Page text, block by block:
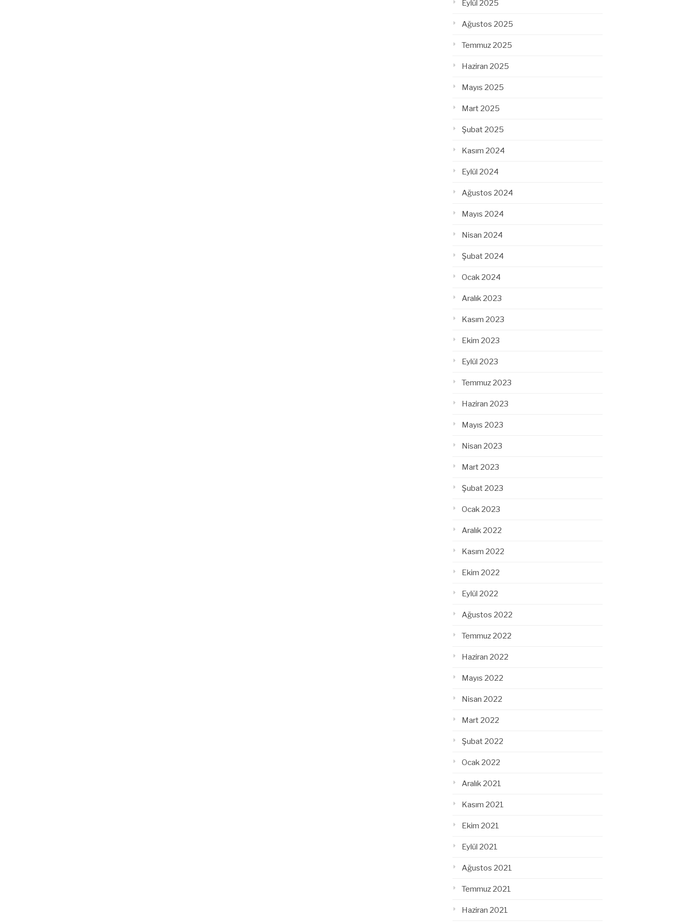
Eylül 2025
Ağustos 2025
Temmuz 2025
Haziran 2025
Mayıs 2025
Mart 2025
Şubat 2025
Kasım 2024
Eylül 2024
Ağustos 2024
Mayıs 2024
Nisan 2024
Şubat 2024
Ocak 2024
Aralık 2023
Kasım 2023
Ekim 2023
Eylül 2023
Temmuz 2023
Haziran 2023
Mayıs 2023
Nisan 2023
Mart 2023
Şubat 2023
Ocak 2023
Aralık 2022
Kasım 2022
Ekim 2022
Eylül 2022
Ağustos 2022
Temmuz 2022
Haziran 2022
Mayıs 2022
Nisan 2022
Mart 2022
Şubat 2022
Ocak 2022
Aralık 2021
Kasım 2021
Ekim 2021
Eylül 2021
Ağustos 2021
Temmuz 2021
Haziran 2021